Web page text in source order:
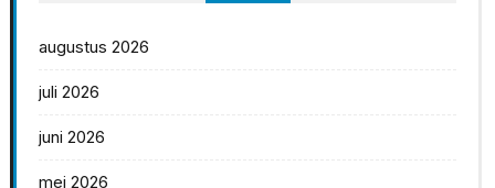
augustus 2026
juli 2026
juni 2026
mei 2026